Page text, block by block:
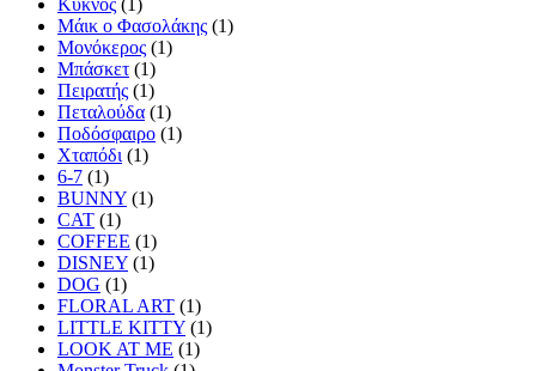
Κύκνος (1)
Μάικ ο Φασολάκης (1)
Μονόκερος (1)
Μπάσκετ (1)
Πειρατής (1)
Πεταλούδα (1)
Ποδόσφαιρο (1)
Χταπόδι (1)
6-7 (1)
BUNNY (1)
CAT (1)
COFFEE (1)
DISNEY (1)
DOG (1)
FLORAL ART (1)
LITTLE KITTY (1)
LOOK AT ME (1)